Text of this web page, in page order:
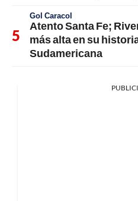
Gol Caracol
Atento Santa Fe;
más alta en su
Sudamericana